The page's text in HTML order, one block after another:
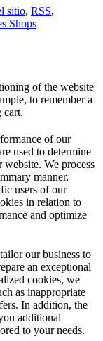
sitio, RSS,
Shops
of the website
to remember a
cart.
of our
used to determine
We process
manner,
users of our
in relation to
and optimize
our business to
an exceptional
cookies, we
as inappropriate
In addition, the
additional
to your needs.